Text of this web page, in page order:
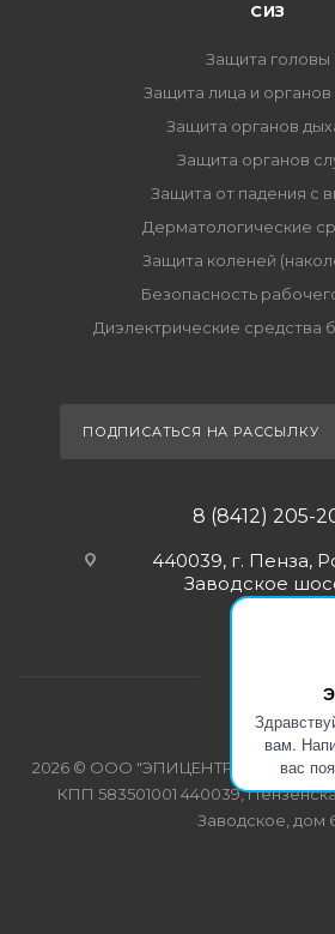
вам.
вас
СИЗ
Защита головы
Защита лица и органов
Защита органов
Защита органов
Защита от падения с
Дерматологические
Защита коленей
Безопасность
Диэлектрические средства
ПОДПИСАТЬСЯ НА РАССЫЛКУ
8 (8412) 205-
440039, г. Пенза,
Заводское
2026 © ООО "ЭПИЦЕНТР-
КПП 583501001 440039,
Заводское, дом